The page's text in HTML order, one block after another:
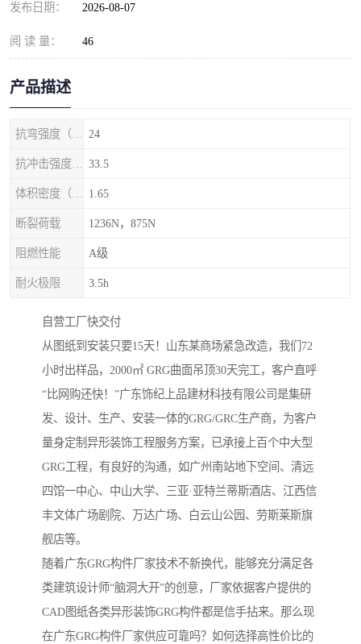
发布日期： 2026-08-07
阅 读 量： 46
产品描述
24
33.5
1.65
断裂荷载 1236N，875N
阻燃性能 A级
耐火极限 3.5h
自营工厂快交付‌
从图纸到安装只要15天！山东某商场紧急改造，我们72
小时出样品，2000㎡ GRG曲面吊顶30天完工，客户直呼
“比网购还快！”广东饰纪上品建材科技有限公司是集研
发、设计、生产、安装一体的GRG/GRC生产商，为客户
量身定制异形装饰工程服务方案，已承接上百个中大型
GRG工程，有良好的沟通，如广州南站地下空间、清远
四馆一中心、中山大学、三亚·亚特兰蒂斯酒店、江西信
丰文体广场剧院、万达广场、白云山公园、劳斯莱斯旗
舰店等。
随着广东GRG构件厂家技术不新换代，能够充分满足各
类建筑设计师“脑洞大开”的创意，厂家依据客户提供的
CAD图纸各类异形装饰GRG构件都是信手拈来。那么现
在广东GRG构件厂家供应可靠吗？如何选择高性价比的